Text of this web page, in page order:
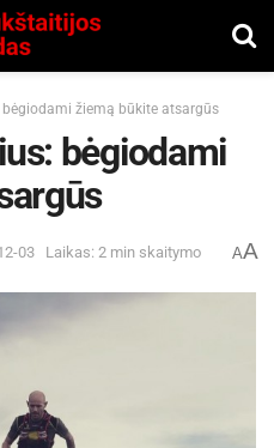
žiemą būkite atsargūs
bėgiodami
03 Laikas: 2 min skaitymo AA